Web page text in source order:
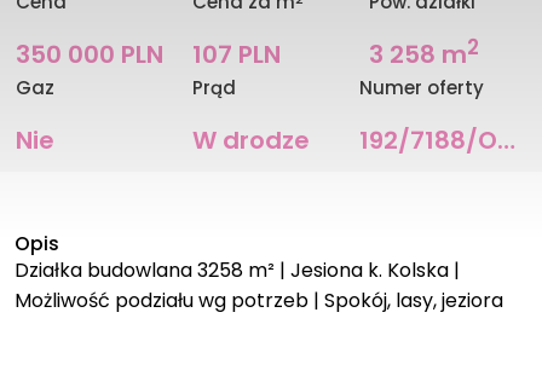
350 000 PLN 107 PLN 3 258 m2
Gaz
Nie
Prąd
W drodze
Numer oferty
192/7188/OGS
Opis
Działka budowlana 3258 m² | Jesiona k. Kolska |
Możliwość podziału wg potrzeb | Spokój, lasy, jeziora